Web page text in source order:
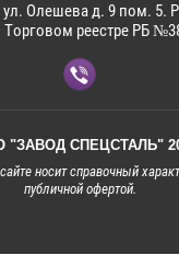
ул. Олешева д. 9 пом. 5.
реестре РБ
"ЗАВОД СПЕЦСТАЛЬ"
носит справочный
публичной офертой.